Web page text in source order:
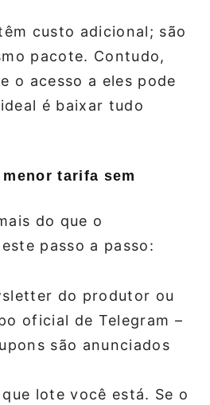
custo adicional; são
pacote. Contudo,
o acesso a eles pode
é baixar tudo
tarifa sem
do que o
passo a passo:
do produtor ou
oficial de Telegram –
são anunciados
lote você está. Se o